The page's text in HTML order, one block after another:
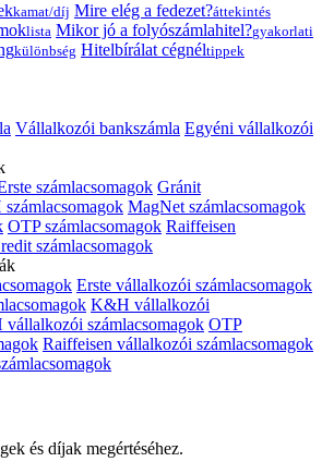
kamat/díj Mire elég a fedezet?áttekintés
lista Mikor jó a folyószámlahitel?gyakorlati
különbség Hitelbírálat cégnéltippek
Vállalkozói bankszámla Egyéni vállalkozói
számlacsomagok Gránit
MagNet számlacsomagok
OTP számlacsomagok Raiffeisen
számlacsomagok
Erste vállalkozói számlacsomagok
K&H vállalkozói
számlacsomagok OTP
Raiffeisen vállalkozói számlacsomagok
és díjak megértéséhez.